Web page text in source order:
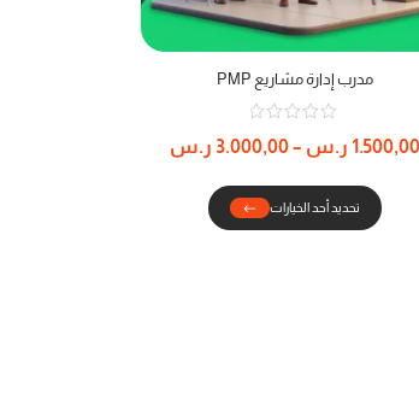
مدرب إدارة مشاريع PMP
1.500,00 ر.س –
3.000,00 ر.س
تحديد أحد الخيارات